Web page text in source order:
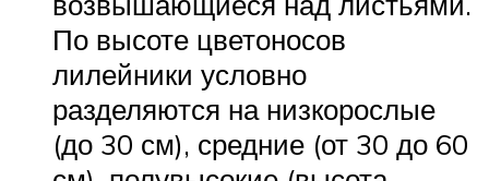
По высоте цветоносов
лилейники условно
разделяются на низкорослые
(до 30 см), средние (от 30 до 60